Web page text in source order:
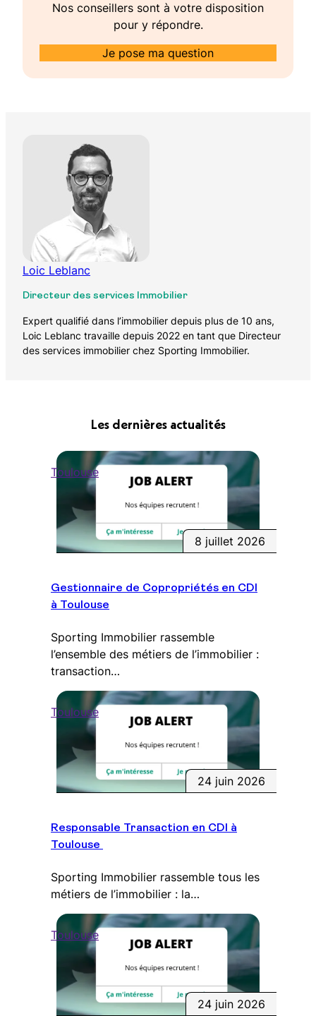
Nos conseillers sont à votre disposition
pour y répondre.
Je pose ma question
Loic Leblanc
Directeur des services Immobilier
Expert qualifié dans l’immobilier depuis plus de 10 ans,
Loic Leblanc travaille depuis 2022 en tant que Directeur
des services immobilier chez Sporting Immobilier.
Les dernières actualités
Toulouse
8 juillet 2026
Gestionnaire de Copropriétés en CDI
à Toulouse
Sporting Immobilier rassemble
l’ensemble des métiers de l’immobilier :
transaction…
Toulouse
24 juin 2026
Responsable Transaction en CDI à
Toulouse
Sporting Immobilier rassemble tous les
métiers de l’immobilier : la…
Toulouse
24 juin 2026